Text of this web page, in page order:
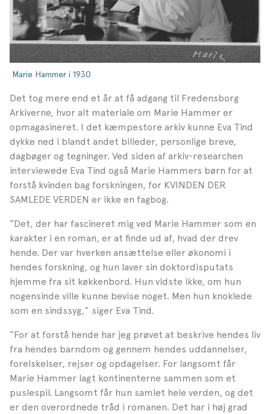
Marie Hammer i 1930
Det tog mere end et år at få adgang til Fredensborg
Arkiverne, hvor alt materiale om Marie Hammer er
opmagasineret. I det kæmpestore arkiv kunne Eva Tind
dykke ned i blandt andet billeder, personlige breve,
dagbøger og tegninger. Ved siden af arkiv-researchen
interviewede Eva Tind også Marie Hammers børn for at
forstå kvinden bag forsk­ningen, for KVINDEN DER
SAMLEDE VERDEN er ikke en fagbog.
”Det, der har fascineret mig ved Marie Hammer som en
karakter i en roman, er at fin­de ud af, hvad der drev
hende. Der var hverken ansættel­se eller økonomi i
hendes forskning, og hun laver sin doktordisputats
hjemme fra sit køkkenbord. Hun vidste ikke, om hun
nogensinde ville kunne bevise noget. Men hun knoklede
som en sindssyg,” siger Eva Tind.
”For at forstå hende har jeg prøvet at beskrive hendes liv
fra hendes barndom og gennem hendes uddannel­ser,
forelskelser, rejser og opdagelser. For langsomt får
Marie Hammer lagt kontinenterne sammen som et
puslespil. Langsomt får hun samlet hele verden, og det
er den overordnede tråd i romanen. Det har i høj grad